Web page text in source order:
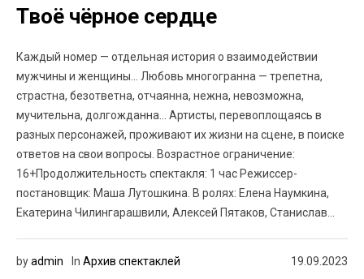
Твоё чёрное сердце
Каждый номер — отдельная история о взаимодействии
мужчины и женщины… Любовь многогранна — трепетна,
страстна, безответна, отчаянна, нежна, невозможна,
мучительна, долгожданна… Артисты, перевоплощаясь в
разных персонажей, проживают их жизни на сцене, в поиске
ответов на свои вопросы. Возрастное ограничение:
16+Продолжительность спектакля: 1 час Режиссер-
постановщик: Маша Лутошкина. В ролях: Елена Наумкина,
Екатерина Чилингарашвили, Алексей Пятаков, Станислав...
19.09.2023
byadmin In Архив спектаклей